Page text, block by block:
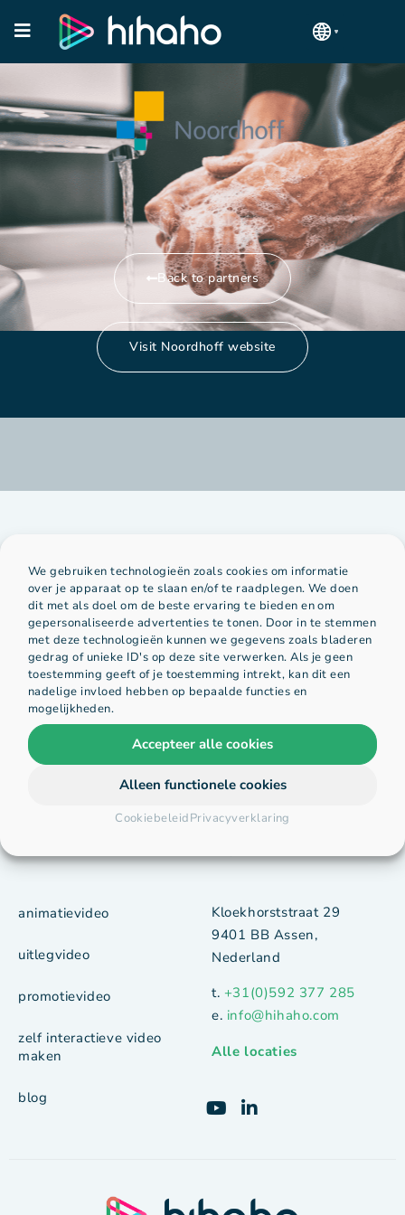
We gebruiken technologieën zoals cookies om informatie
over je apparaat op te slaan en/of te raadplegen. We doen
dit met als doel om de beste ervaring te bieden en om
gepersonaliseerde advertenties te tonen. Door in te stemmen
met deze technologieën kunnen we gegevens zoals bladeren
gedrag of unieke ID's op deze site verwerken. Als je geen
toestemming geeft of je toestemming intrekt, kan dit een
nadelige invloed hebben op bepaalde functies en
mogelijkheden.
Accepteer alle cookies
Alleen functionele cookies
CookiebeleidPrivacyverklaring
Back to partners
Visit Noordhoff website
Platform
home
voorbeelden
Organisatie
over ons
hihaho team
vacatures
animatievideo
uitlegvideo
promotievideo
zelf interactieve video
maken
blog
Kloekhorststraat 29
9401 BB Assen,
Nederland
t. +31(0)592 377 285
e. info@hihaho.com
Alle locaties